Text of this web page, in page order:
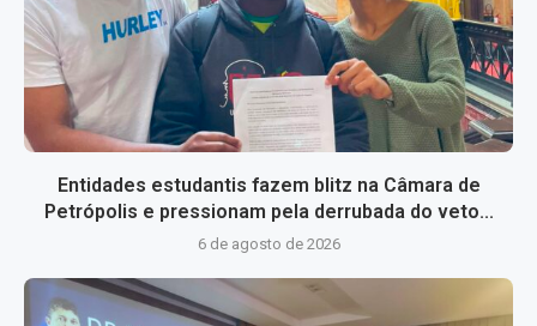
Entidades estudantis fazem blitz na Câmara de
Petrópolis e pressionam pela derrubada do veto...
6 de agosto de 2026